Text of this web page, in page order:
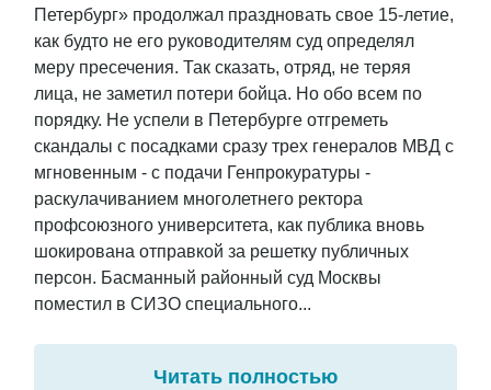
Петербург» продолжал праздновать свое 15-летие,
как будто не его руководителям суд определял
меру пресечения. Так сказать, отряд, не теряя
лица, не заметил потери бойца. Но обо всем по
порядку. Не успели в Петербурге отгреметь
скандалы с посадками сразу трех генералов МВД с
мгновенным - с подачи Генпрокуратуры -
раскулачиванием многолетнего ректора
профсоюзного университета, как публика вновь
шокирована отправкой за решетку публичных
персон. Басманный районный суд Москвы
поместил в СИЗО специального...
Читать полностью